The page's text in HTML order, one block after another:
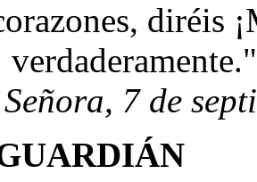
diréis
verdaderamente."
7 de